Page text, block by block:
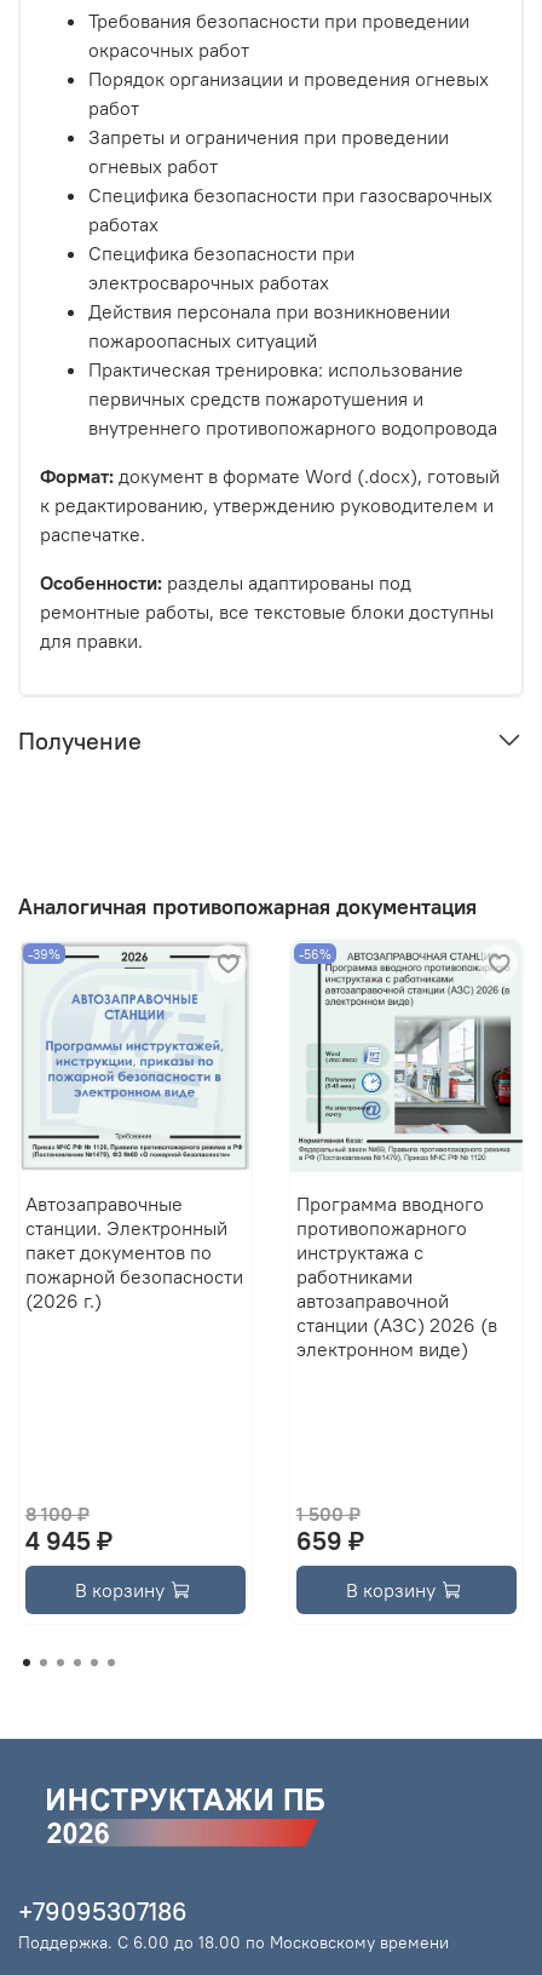
Требования безопасности при проведении
окрасочных работ
Порядок организации и проведения огневых
работ
Запреты и ограничения при проведении
огневых работ
Специфика безопасности при газосварочных
работах
Специфика безопасности при
электросварочных работах
Действия персонала при возникновении
пожароопасных ситуаций
Практическая тренировка: использование
первичных средств пожаротушения и
внутреннего противопожарного водопровода
Формат: документ в формате Word (.docx), готовый
к редактированию, утверждению руководителем и
распечатке.
Особенности: разделы адаптированы под
ремонтные работы, все текстовые блоки доступны
для правки.
Получение
Аналогичная противопожарная документация
-39%
Автозаправочные
станции. Электронный
пакет документов по
пожарной безопасности
(2026 г.)
8 100 ₽
4 945 ₽
В корзину
-56%
Программа вводного
противопожарного
инструктажа с
работниками
автозаправочной
станции (АЗС) 2026 (в
электронном виде)
1 500 ₽
659 ₽
В корзину
+79095307186
Поддержка. С 6.00 до 18.00 по Московскому времени